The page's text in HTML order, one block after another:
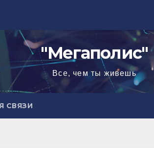
"Мегаполис"
Все, чем ты живешь
СВЯЗИ